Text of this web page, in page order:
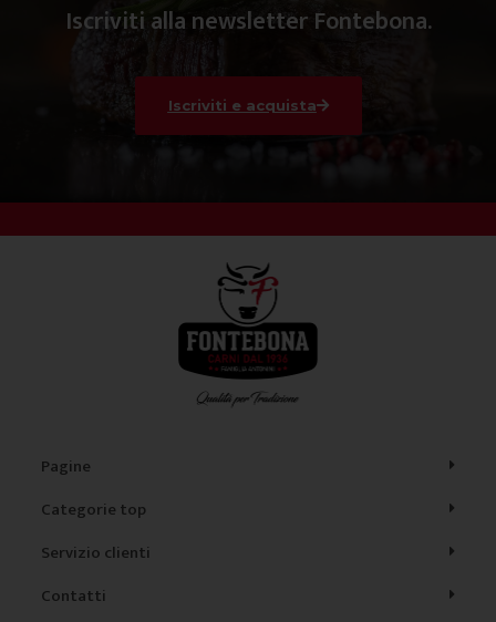
Iscriviti alla newsletter Fontebona.
Iscriviti e acquista
Pagine
Categorie top
Servizio clienti
Contatti